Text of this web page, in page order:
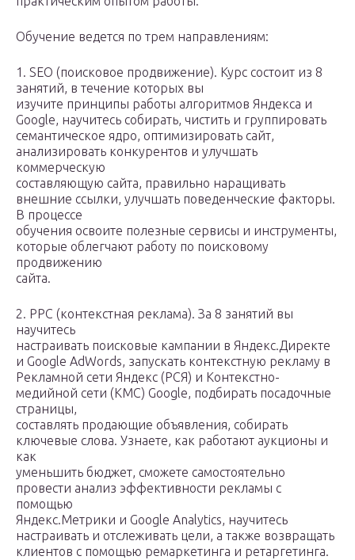
Обучение ведется по трем направлениям:
1. SEO (поисковое продвижение). Курс состоит из 8
занятий, в течение которых вы
изучите принципы работы алгоритмов Яндекса и
Google, научитесь собирать, чистить и группировать
семантическое ядро, оптимизировать сайт,
анализировать конкурентов и улучшать
коммерческую
составляющую сайта, правильно наращивать
внешние ссылки, улучшать поведенческие факторы.
В процессе
обучения освоите полезные сервисы и инструменты,
которые облегчают работу по поисковому
продвижению
сайта.
2. PPC (контекстная реклама). За 8 занятий вы
научитесь
настраивать поисковые кампании в Яндекс.Директе
и Google AdWords, запускать контекстную рекламу в
Рекламной сети Яндекс (РСЯ) и Контекстно-
медийной сети (КМС) Google, подбирать посадочные
страницы,
составлять продающие объявления, собирать
ключевые слова. Узнаете, как работают аукционы и
как
уменьшить бюджет, сможете самостоятельно
провести анализ эффективности рекламы с
помощью
Яндекс.Метрики и Google Analytics, научитесь
настраивать и отслеживать цели, а также возвращать
клиентов с помощью ремаркетинга и ретаргетинга.